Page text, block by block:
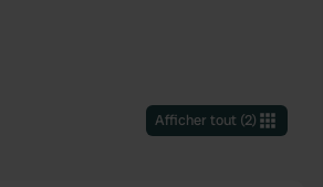
Afficher tout(2)